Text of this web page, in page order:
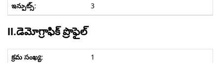
3
II.డెమోగ్రాఫిక్ ప్రొఫైల్
1